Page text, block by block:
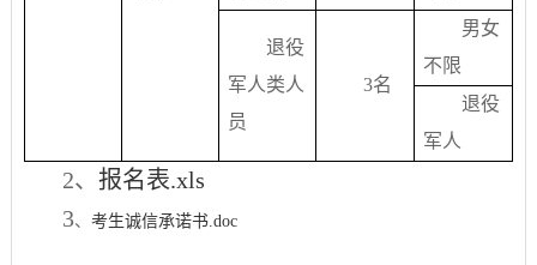
退役
军人类人
员
3名
男女
不限
退役
军人
2、 报名表.xls
3、 考生诚信承诺书.doc